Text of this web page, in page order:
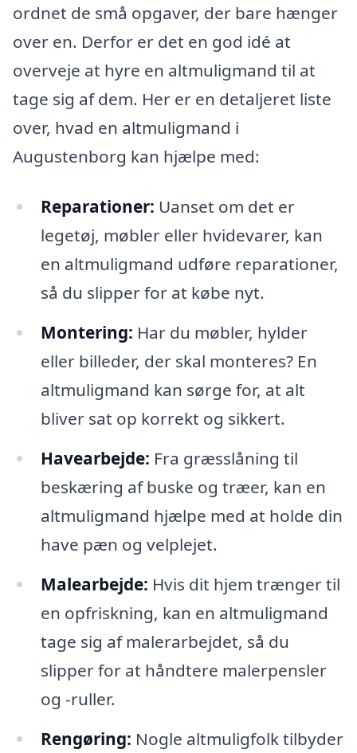
ordnet de små opgaver, der bare hænger
over en. Derfor er det en god idé at
overveje at hyre en altmuligmand til at
tage sig af dem. Her er en detaljeret liste
over, hvad en altmuligmand i
Augustenborg kan hjælpe med:
Reparationer: Uanset om det er
legetøj, møbler eller hvidevarer, kan
en altmuligmand udføre reparationer,
så du slipper for at købe nyt.
Montering: Har du møbler, hylder
eller billeder, der skal monteres? En
altmuligmand kan sørge for, at alt
bliver sat op korrekt og sikkert.
Havearbejde: Fra græsslåning til
beskæring af buske og træer, kan en
altmuligmand hjælpe med at holde din
have pæn og velplejet.
Malearbejde: Hvis dit hjem trænger til
en opfriskning, kan en altmuligmand
tage sig af malerarbejdet, så du
slipper for at håndtere malerpensler
og -ruller.
Rengøring: Nogle altmuligfolk tilbyder